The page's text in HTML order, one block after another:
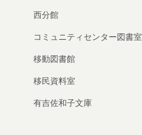
西分館
コミュニティセンター図書室
移動図書館
移民資料室
有吉佐和子文庫